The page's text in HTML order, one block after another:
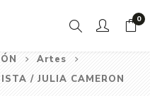
0
Artes
/ JULIA CAMERON